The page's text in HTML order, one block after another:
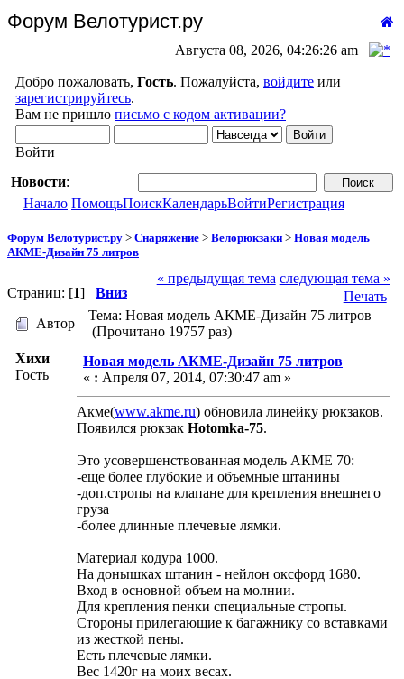
Форум Велотурист.ру
Августа 08, 2026, 04:26:26 am
Добро пожаловать, Гость. Пожалуйста, войдите или
зарегистрируйтесь.
Вам не пришло письмо с кодом активации?
Войти
Новости:
Начало ПомощьПоискКалендарьВойтиРегистрация
Форум Велотурист.ру > Снаряжение > Велорюкзаки > Новая модель
АКМЕ-Дизайн 75 литров
Страниц: [1] Вниз
« предыдущая тема следующая тема »
Печать
Автор
Тема: Новая модель АКМЕ-Дизайн 75 литров
(Прочитано 19757 раз)
Хихи
Гость
Новая модель АКМЕ-Дизайн 75 литров
« : Апреля 07, 2014, 07:30:47 am »
Акме(www.akme.ru) обновила линейку рюкзаков.
Появился рюкзак Hotomka-75.
Это усовершенствованная модель АКМЕ 70:
-еще более глубокие и объемные штанины
-доп.стропы на клапане для крепления внешнего
груза
-более длинные плечевые лямки.
Материал кодура 1000.
На донышках штанин - нейлон оксфорд 1680.
Вход в основной объем на молнии.
Для крепления пенки специальные стропы.
Стороны прилегающие к багажнику со вставками
из жесткой пены.
Есть плечевые лямки.
Вес 1420г на моих весах.